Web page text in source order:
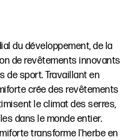
du développement, de la
de revêtements innovants
de sport. Travaillant en
crée des revêtements
le climat des serres,
dans le monde entier.
transforme l'herbe en